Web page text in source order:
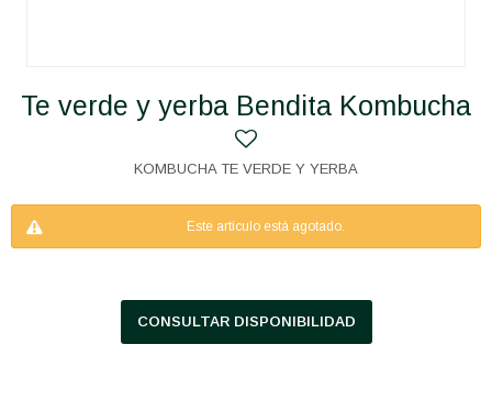
Te verde y yerba Bendita Kombucha
KOMBUCHA TE VERDE Y YERBA
Este artículo está agotado.
CONSULTAR DISPONIBILIDAD